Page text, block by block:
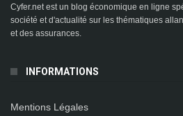
Cyfer.net est un blog économique en ligne
société et d'actualité sur les thématiques
et des assurances.
INFORMATIONS
Mentions Légales